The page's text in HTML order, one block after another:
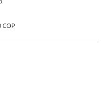
COP